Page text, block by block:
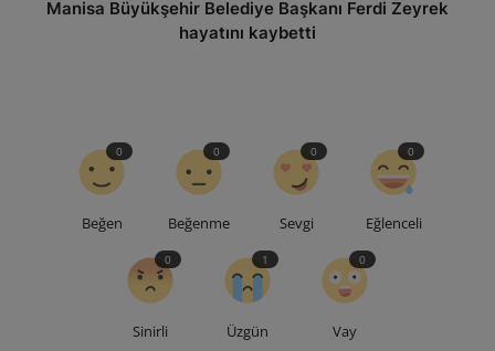
Manisa Büyükşehir Belediye Başkanı Ferdi Zeyrek
hayatını kaybetti
Beğen
0
Beğenme
0
Sevgi
0
Eğlenceli
0
Sinirli
0
Üzgün
1
Vay
0